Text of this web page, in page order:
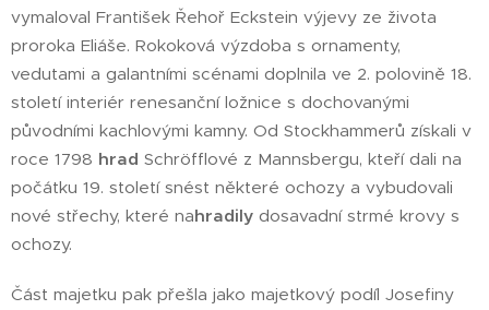
vymaloval František Řehoř Eckstein výjevy ze života
proroka Eliáše. Rokoková výzdoba s ornamenty,
vedutami a galantními scénami doplnila ve 2. polovině 18.
století interiér renesanční ložnice s dochovanými
původními kachlovými kamny. Od Stockhammerů získali v
roce 1798 hrad Schröfflové z Mannsbergu, kteří dali na
počátku 19. století snést některé ochozy a vybudovali
nové střechy, které nahradily dosavadní strmé krovy s
ochozy.
Část majetku pak přešla jako majetkový podíl Josefiny